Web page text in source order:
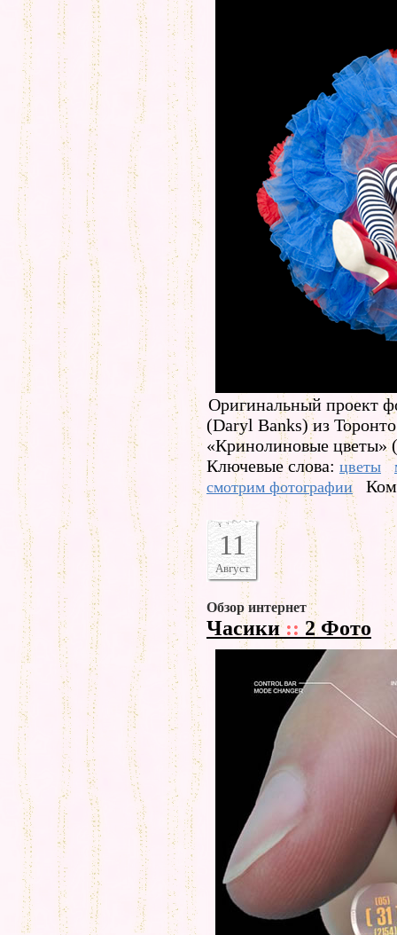
Оригинальный проект
(Daryl Banks) из
«Кринолиновые цветы»
Ключевые слова: цветы
смотрим фотографии
11
Август
Обзор интернет
Часики:: 2 Фото